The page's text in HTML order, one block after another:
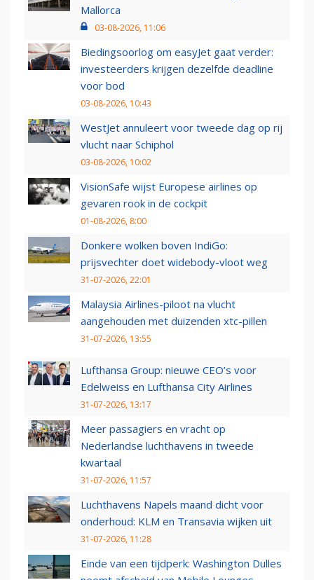
Mallorca
03-08-2026, 11:06
Biedingsoorlog om easyJet gaat verder:
investeerders krijgen dezelfde deadline
voor bod
03-08-2026, 10:43
WestJet annuleert voor tweede dag op rij
vlucht naar Schiphol
03-08-2026, 10:02
VisionSafe wijst Europese airlines op
gevaren rook in de cockpit
01-08-2026, 8:00
Donkere wolken boven IndiGo:
prijsvechter doet widebody-vloot weg
31-07-2026, 22:01
Malaysia Airlines-piloot na vlucht
aangehouden met duizenden xtc-pillen
31-07-2026, 13:55
Lufthansa Group: nieuwe CEO’s voor
Edelweiss en Lufthansa City Airlines
31-07-2026, 13:17
Meer passagiers en vracht op
Nederlandse luchthavens in tweede
kwartaal
31-07-2026, 11:57
Luchthavens Napels maand dicht voor
onderhoud: KLM en Transavia wijken uit
31-07-2026, 11:28
Einde van een tijdperk: Washington Dulles